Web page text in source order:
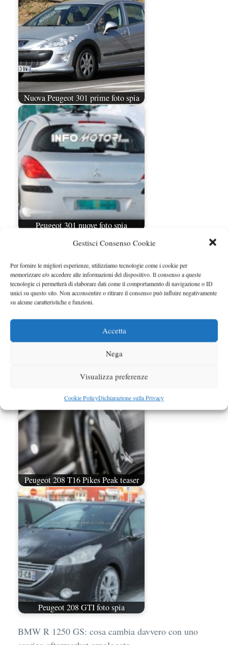
Gestisci Consenso Cookie
Per fornire le migliori esperienze, utilizziamo tecnologie come i cookie per
memorizzare e/o accedere alle informazioni del dispositivo. Il consenso a queste
tecnologie ci permetterà di elaborare dati come il comportamento di navigazione o ID
unici su questo sito. Non acconsentire o ritirare il consenso può influire negativamente
su alcune caratteristiche e funzioni.
Accetta
Nega
Visualizza preferenze
Cookie PolicyDichiarazione sulla Privacy
Nuova Peugeot 301 prime foto spia
Peugeot 301 nuove foto spia
Peugeot 208 raggiunte le 300 mila
Peugeot 208 T16 Pikes Peak teaser
Peugeot 208 GTI foto spia
BMW R 1250 GS: cosa cambia davvero con uno